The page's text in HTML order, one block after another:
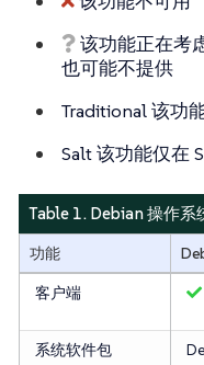
该功能正在考
也可能不提供
Traditional 该功
Salt 该功能仅在
Table 1. Debian 操作系
功能
客户端
系统软件包